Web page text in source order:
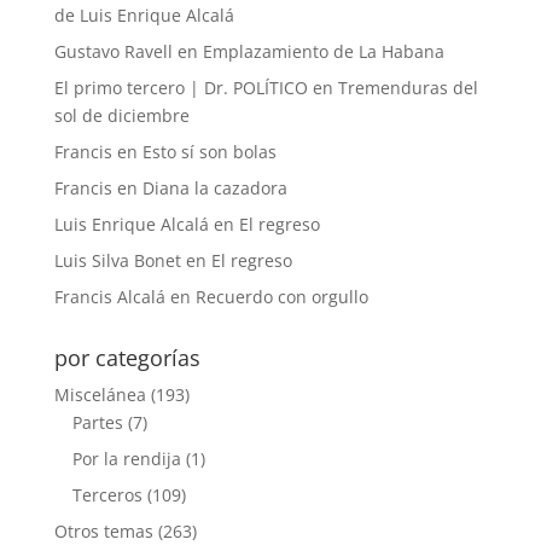
de Luis Enrique Alcalá
Gustavo Ravell en Emplazamiento de La Habana
El primo tercero | Dr. POLÍTICO en Tremenduras del
sol de diciembre
Francis en Esto sí son bolas
Francis en Diana la cazadora
Luis Enrique Alcalá en El regreso
Luis Silva Boneten El regreso
Francis Alcalá en Recuerdo con orgullo
por categorías
Miscelánea (193)
Partes (7)
Por la rendija (1)
Terceros (109)
Otros temas (263)